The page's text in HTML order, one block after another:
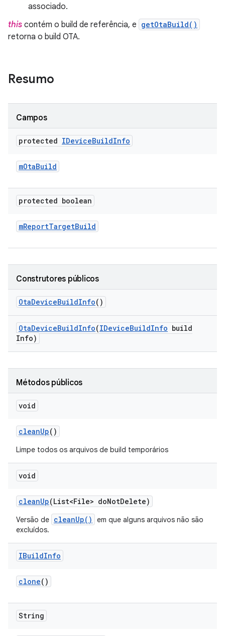
associado.
this contém o build de referência, e getOtaBuild()
retorna o build OTA.
Resumo
Campos
protected IDeviceBuildInfo
mOtaBuild
protected boolean
mReportTargetBuild
Construtores públicos
OtaDeviceBuildInfo()
OtaDeviceBuildInfo(IDeviceBuildInfo build
Info)
Métodos públicos
void
cleanUp()
Limpe todos os arquivos de build temporários
void
cleanUp(List<File> doNotDelete)
Versão de cleanUp()
em que alguns arquivos não são
excluídos.
IBuildInfo
clone()
String